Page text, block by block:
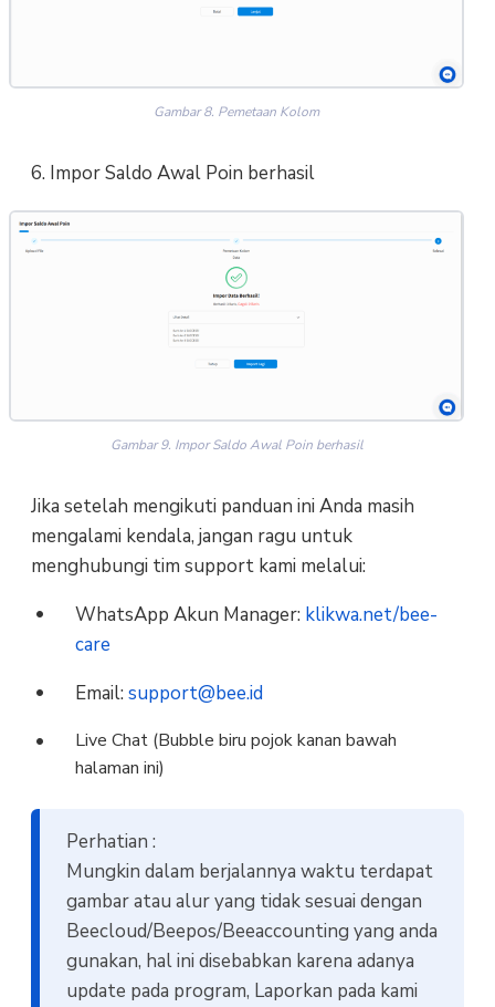
Gambar 8. Pemetaan Kolom
6. Impor Saldo Awal Poin berhasil
Gambar 9. Impor Saldo Awal Poin berhasil
Jika setelah mengikuti panduan ini Anda masih
mengalami kendala, jangan ragu untuk
menghubungi tim support kami melalui:
WhatsApp Akun Manager: klikwa.net/bee-
care
Email: support@bee.id
Live Chat (Bubble biru pojok kanan bawah
halaman ini)
Perhatian :
Mungkin dalam berjalannya waktu terdapat
gambar atau alur yang tidak sesuai dengan
Beecloud/Beepos/Beeaccounting yang anda
gunakan, hal ini disebabkan karena adanya
update pada program, Laporkan pada kami